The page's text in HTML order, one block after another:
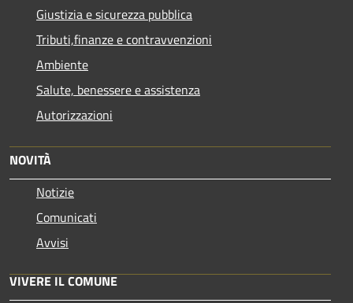
Giustizia e sicurezza pubblica
Tributi,finanze e contravvenzioni
Ambiente
Salute, benessere e assistenza
Autorizzazioni
NOVITÀ
Notizie
Comunicati
Avvisi
VIVERE IL COMUNE